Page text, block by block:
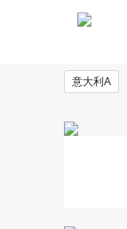
意大利A